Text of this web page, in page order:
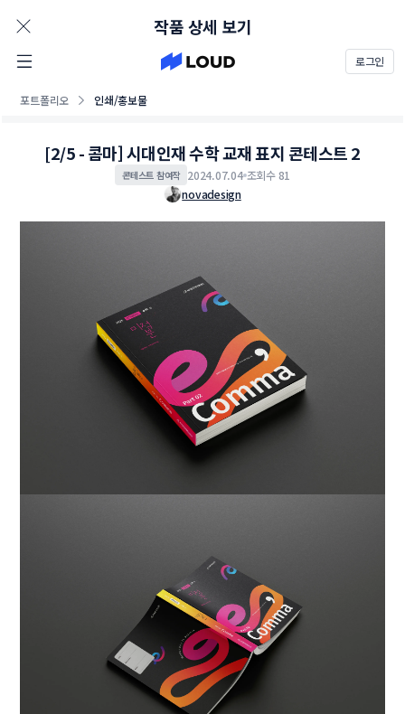
로그인
포트폴리오 인쇄/홍보물
작품 상세 보기
[2/5 - 콤마] 시대인재 수학 교재 표지 콘테스트 2
콘테스트 참여작 2024.07.04 조회수 81
novadesign